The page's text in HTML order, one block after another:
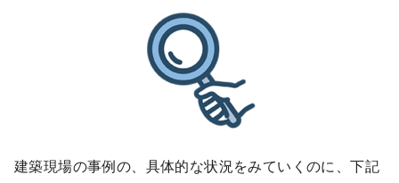
建築現場の事例の、具体的な状況をみていくのに、下記